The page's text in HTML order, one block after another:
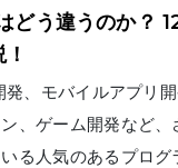
う違うのか？
、モバイルアプリ
、ゲーム開発など、
る人気のあるプログ